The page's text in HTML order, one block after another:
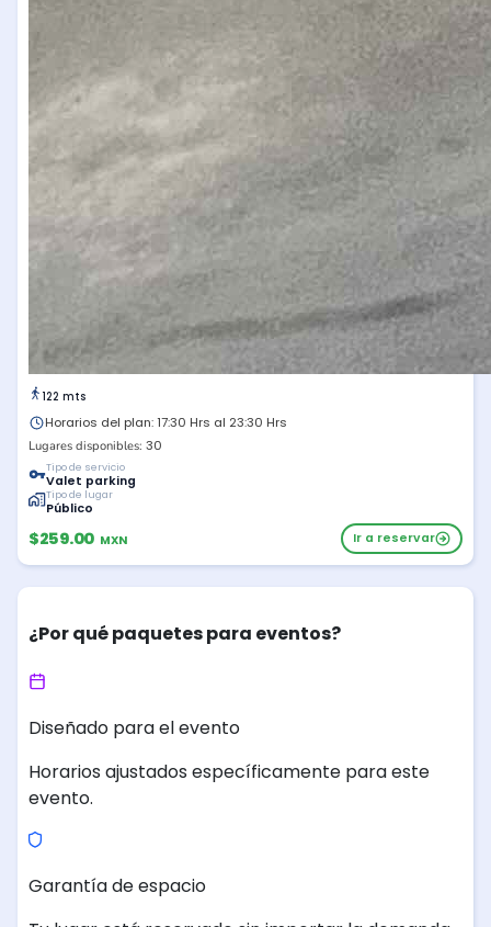
122 mts
Horarios del plan: 17:30 Hrs al 23:30 Hrs
Lugares disponibles: 30
Tipo de servicio
Valet parking
Tipo de lugar
Público
$259.00 MXN Ir a reservar
¿Por qué paquetes para eventos?
Diseñado para el evento
Horarios ajustados específicamente para este
evento.
Garantía de espacio